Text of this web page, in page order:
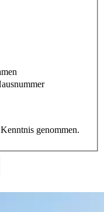
genommen.